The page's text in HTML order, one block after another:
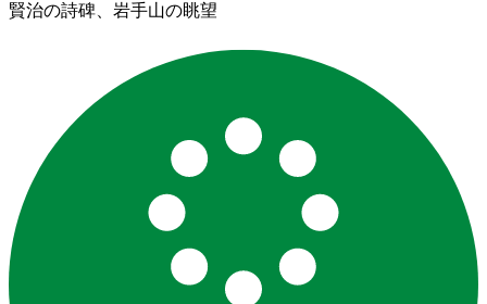
賢治の詩碑、岩手山の眺望